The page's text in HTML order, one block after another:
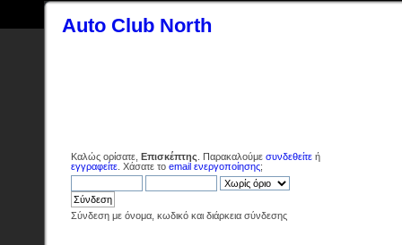
Auto Club North
Καλώς ορίσατε, Επισκέπτης . Παρακαλούμε συνδεθείτε ή
εγγραφείτε . Χάσατε το email ενεργοποίησης;
Σύνδεση με όνομα, κωδικό και διάρκεια σύνδεσης